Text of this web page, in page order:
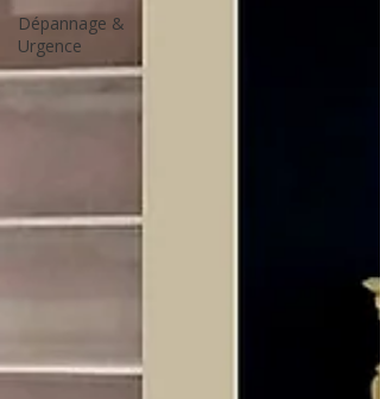
Dépannage &
Urgence